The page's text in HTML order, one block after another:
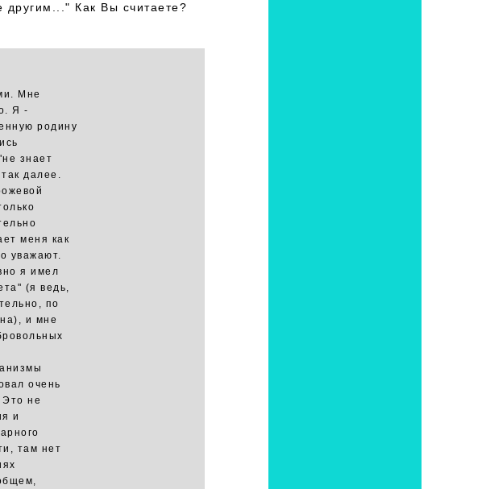
другим..." Как Вы считаете?
Мне
Я -
родину
знает
далее.
меня как
уважают.
я имел
(я ведь,
по
и мне
очень
Это не
и
там нет